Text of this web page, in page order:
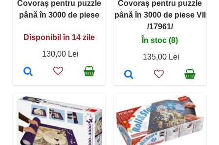
Covoraș pentru puzzle
până în 3000 de piese
Disponibil în 14 zile
130,00 Lei
Covoraș pentru puzzle
până în 3000 de piese VII
/17961/
În stoc (8)
135,00 Lei